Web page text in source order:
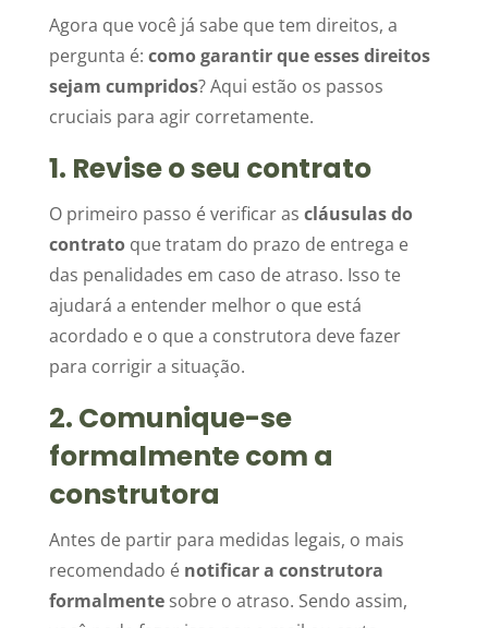
Agora que você já sabe que tem direitos, a
pergunta é: como garantir que esses direitos
sejam cumpridos? Aqui estão os passos
cruciais para agir corretamente.
1. Revise o seu contrato
O primeiro passo é verificar as cláusulas do
contratoque tratam do prazo de entrega e
das penalidades em caso de atraso. Isso te
ajudará a entender melhor o que está
acordado e o que a construtora deve fazer
para corrigir a situação.
2. Comunique-se
formalmente com a
construtora
Antes de partir para medidas legais, o mais
recomendado é notificar a construtora
formalmentesobre o atraso. Sendo assim,